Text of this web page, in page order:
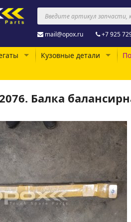
mail@opox.ru +7 925
Кузовные детали
Балка